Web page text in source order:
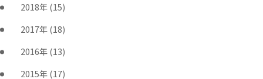
2018年(15)
2017年(18)
2016年(13)
2015年(17)